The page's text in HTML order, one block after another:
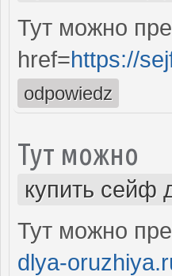
Тут можно
href=https://
odpowiedz
Тут можно
купить сейф
Тут можно
dlya-